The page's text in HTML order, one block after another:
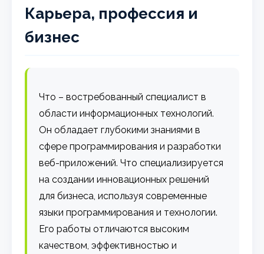
Карьера, профессия и
бизнес
Что – востребованный специалист в
области информационных технологий.
Он обладает глубокими знаниями в
сфере программирования и разработки
веб-приложений. Что специализируется
на создании инновационных решений
для бизнеса, используя современные
языки программирования и технологии.
Его работы отличаются высоким
качеством, эффективностью и